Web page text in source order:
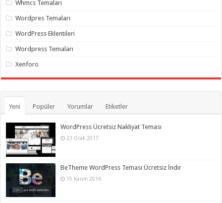
Whmcs Temaları
Wordpres Temaları
WordPress Eklentileri
Wordpress Temaları
Xenforo
Yeni Popüler Yorumlar Etiketler
WordPress Ücretsiz Nakliyat Teması
23 Ocak 2017
BeTheme WordPress Teması Ücretsiz İndir
15 Kasım 2016